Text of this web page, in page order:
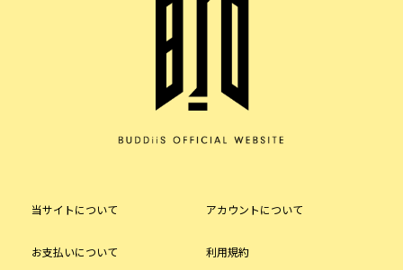
当サイトについて アカウントについて
お支払いについて 利用規約